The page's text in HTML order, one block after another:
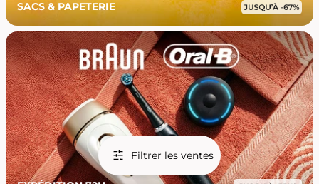
SACS & PAPETERIE
Filtrer les ventes